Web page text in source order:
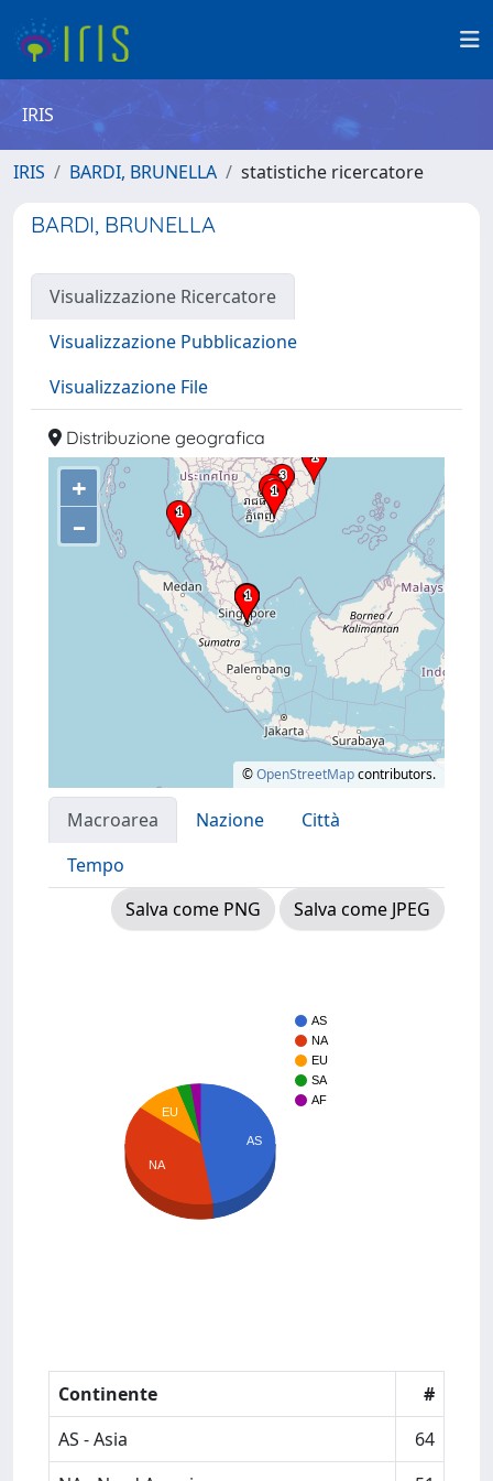
IRIS
IRIS BARDI, BRUNELLA statistiche ricercatore
BARDI, BRUNELLA
Visualizzazione Ricercatore
Visualizzazione Pubblicazione
Visualizzazione File
Distribuzione geografica
+
–
©OpenStreetMapcontributors.
Macroarea Nazione
Città
Tempo
Salva come PNG
Salva come JPEG
AS
NA
EU
SA
AF
AS
EU
NA
Continente
#
AS - Asia
64